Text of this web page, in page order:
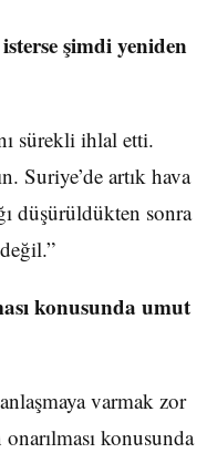
şimdi yeniden
sürekli ihlal etti.
Suriye’de artık hava
düşürüldükten sonra
konusunda umut
varmak zor
konusunda